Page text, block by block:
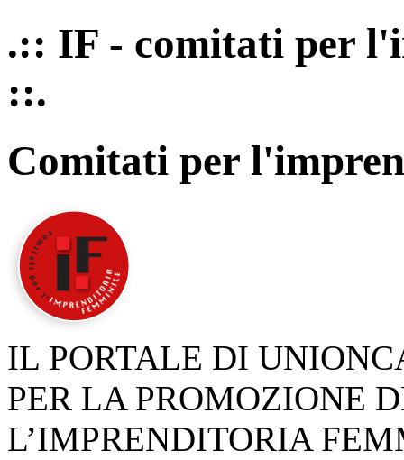
.:: IF - comitati per
::.
Comitati per
IL PORTALE DI
PER LA PROMOZIONE
L’IMPRENDITORIA